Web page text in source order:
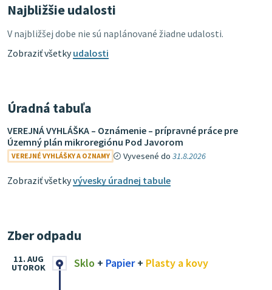
Najbližšie udalosti
V najbližšej dobe nie sú naplánované žiadne udalosti.
Zobraziť všetkyudalosti
Úradná tabuľa
VEREJNÁ VYHLÁŠKA – Oznámenie – prípravné práce pre
Územný plán mikroregiónu Pod Javorom
VEREJNÉ VYHLÁŠKY A OZNAMY Vyvesené do31.8.2026
Zobraziť všetkyvývesky úradnej tabule
Zber odpadu
Sklo + Papier+ Plasty a kovy
11. AUG
UTOROK